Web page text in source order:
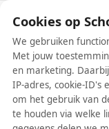
Cookies op
We gebruiken
Met jouw
en marketing.
IP-adres, cookie-ID's
om het gebruik van
te houden via welke